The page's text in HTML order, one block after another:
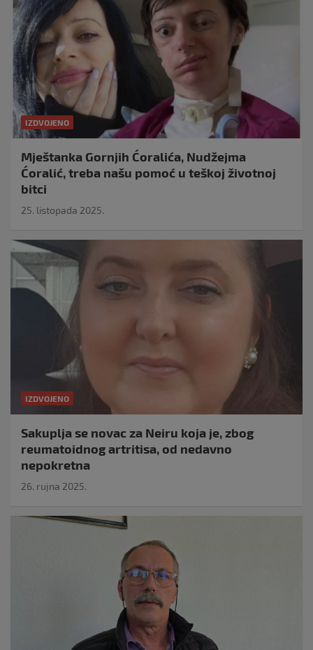
IZDVOJENO
Mještanka Gornjih Ćoralića, Nudžejma
Ćoralić, treba našu pomoć u teškoj životnoj
bitci
25. listopada 2025.
IZDVOJENO
Sakuplja se novac za Neiru koja je, zbog
reumatoidnog artritisa, od nedavno
nepokretna
26. rujna 2025.